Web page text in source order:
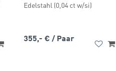
Edelstahl (0,04 ct w/si)
355,- € / Paar